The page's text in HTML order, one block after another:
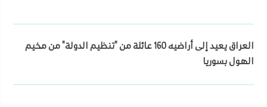
العراق يعيد إلى أراضيه 160 عائلة من "تنظيم الدولة" من مخيم
الهول بسوريا